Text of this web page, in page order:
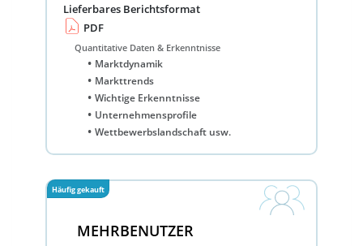
Lieferbares Berichtsformat
PDF
Quantitative Daten & Erkenntnisse
Marktdynamik
Markttrends
Wichtige Erkenntnisse
Unternehmensprofile
Wettbewerbslandschaft usw.
Häufig gekauft
MEHRBENUTZER